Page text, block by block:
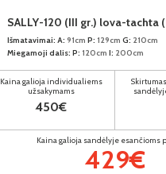
SALLY-120 (III gr.) lova-tachta
Išmatavimai: A: 91cm P: 129cm G: 210cm
Miegamoji dalis: P: 120cm I: 200cm
Kaina galioja individualiems
užsakymams
450€
Kaina galioja sandėlyje esančioms
429€